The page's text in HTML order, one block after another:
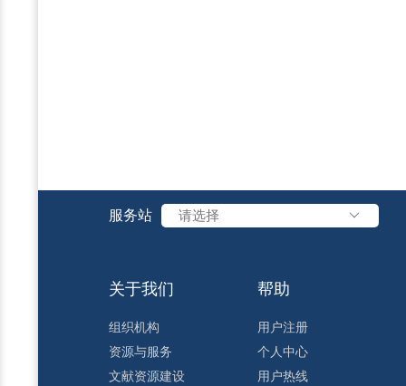
服务站 请选择
关于我们
组织机构
资源与服务
文献资源建设
帮助
用户注册
个人中心
用户热线